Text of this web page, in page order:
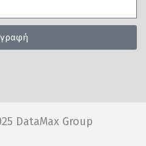
DataMax Group